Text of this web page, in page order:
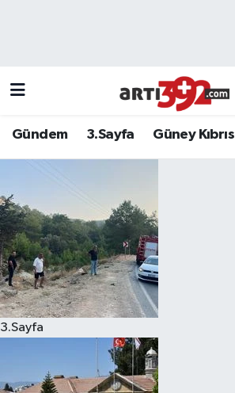
Gündem 3.Sayfa Güney Kıbrıs
3.Sayfa